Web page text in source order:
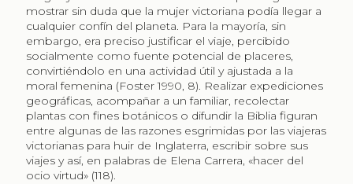
mostrar sin duda que la mujer victoriana podía llegar a
cualquier confín del planeta. Para la mayoría, sin
embargo, era preciso justificar el viaje, percibido
socialmente como fuente potencial de placeres,
convirtiéndolo en una actividad útil y ajustada a la
moral femenina (Foster 1990, 8). Realizar expediciones
geográficas, acompañar a un familiar, recolectar
plantas con fines botánicos o difundir la Biblia figuran
entre algunas de las razones esgrimidas por las viajeras
victorianas para huir de Inglaterra, escribir sobre sus
viajes y así, en palabras de Elena Carrera, «hacer del
ocio virtud» (118).